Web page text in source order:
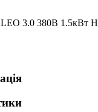
LEO 3.0 380В 1.5кВт